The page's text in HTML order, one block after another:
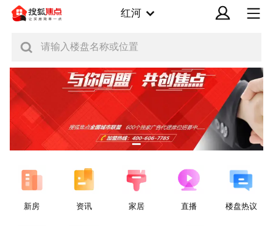
红河
请输入楼盘名称或位置
新房 资讯 家居 直播 楼盘热议